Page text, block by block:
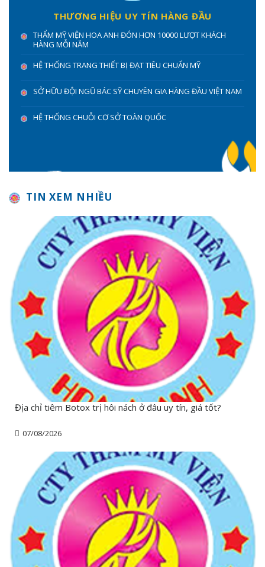
THƯƠNG HIỆU UY TÍN HÀNG ĐẦU
THẨM MỸ VIỆN HOA ANH ĐÓN HƠN 10000 LƯỢT KHÁCH
HÀNG MỖI NĂM
HỆ THỐNG TRANG THIẾT BỊ ĐẠT TIÊU CHUẨN MỸ
SỞ HỮU ĐỘI NGŨ BÁC SỸ CHUYÊN GIA HÀNG ĐẦU VIỆT NAM
HỆ THỐNG CHUỖI CƠ SỞ TOÀN QUỐC
TIN XEM NHIỀU
Địa chỉ tiêm Botox trị hôi nách ở đâu uy tín, giá tốt?
07/08/2026